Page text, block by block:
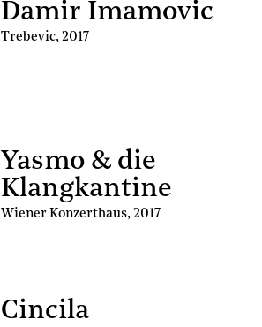
Damir Imamovic
Trebevic,2017
Yasmo & die
Klangkantine
Wiener Konzerthaus,2017
Cincila